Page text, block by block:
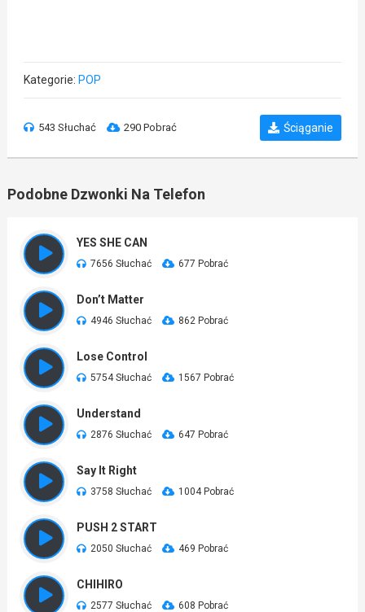
Kategorie: POP
543 Słuchać 290 Pobrać Ściąganie
Podobne Dzwonki Na Telefon
YES SHE CAN
7656 Słuchać 677 Pobrać
Don’t Matter
4946 Słuchać 862 Pobrać
Lose Control
5754 Słuchać 1567 Pobrać
Understand
2876 Słuchać 647 Pobrać
Say It Right
3758 Słuchać 1004 Pobrać
PUSH 2 START
2050 Słuchać 469 Pobrać
CHIHIRO
2577 Słuchać 608 Pobrać